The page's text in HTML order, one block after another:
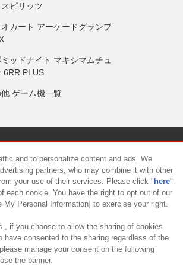
ピリッツ
カート アーケードグランプ
ッドナイト マキシマムチュ
6RR PLUS
ゲーム機一覧
について カスタマーハラスメント対応方針
and to personalize content and ads. We
partners, who may combine it with other
your use of their services. Please click " here"
each cookie. You have the right to opt out of our
Personal Information] to exercise your right.
, if you choose to allow the sharing of cookies
have consented to the sharing regardless of the
manage your consent on the following
the banner.